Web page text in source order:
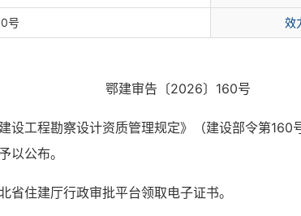
号 效
鄂建审告〔2026〕160号
设工程勘察设计资质管理规定》（建设部令第
以公布。
住建厅行政审批平台领取电子证书。